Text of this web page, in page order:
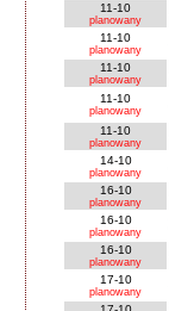
11-10
planowany
11-10
planowany
11-10
planowany
11-10
planowany
11-10
planowany
14-10
planowany
16-10
planowany
16-10
planowany
16-10
planowany
17-10
planowany